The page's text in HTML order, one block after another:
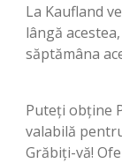
La Kaufland
lângă
săptămâna
Puteți obține
valabilă
Grăbiți-vă!